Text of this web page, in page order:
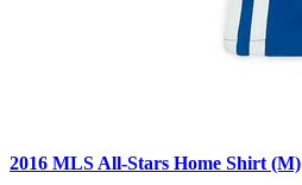
2016 MLS All-Stars Home Shirt (M)